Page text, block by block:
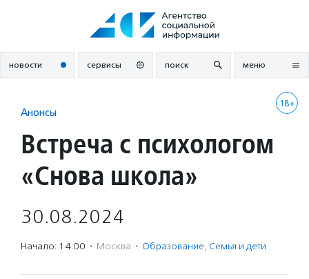
новости сервисы поиск меню
18+
Анонсы
Встреча с психологом
«Снова школа»
30.08.2024
Начало: 14:00 · Москва · Образование, Семья и дети